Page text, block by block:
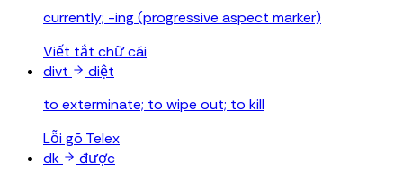
currently; -ing (progressive aspect marker)
Viết tắt chữ cái
divt
diệt
to exterminate; to wipe out; to kill
Lỗi gõ Telex
dk
được